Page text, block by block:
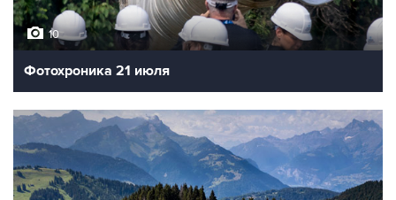
10
Фотохроника 21 июля